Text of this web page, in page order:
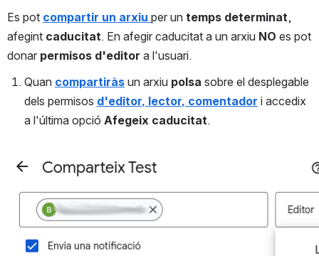
Es pot compartir un arxiu per un temps determinat,
afegint caducitat. En afegir caducitat a un arxiu NO es pot
donar permisos d'editor a l'usuari.
Quan compartiràs un arxiu polsa sobre el desplegable
dels permisos d'editor, lector, comentador i accedix
a l'última opció Afegeix caducitat.